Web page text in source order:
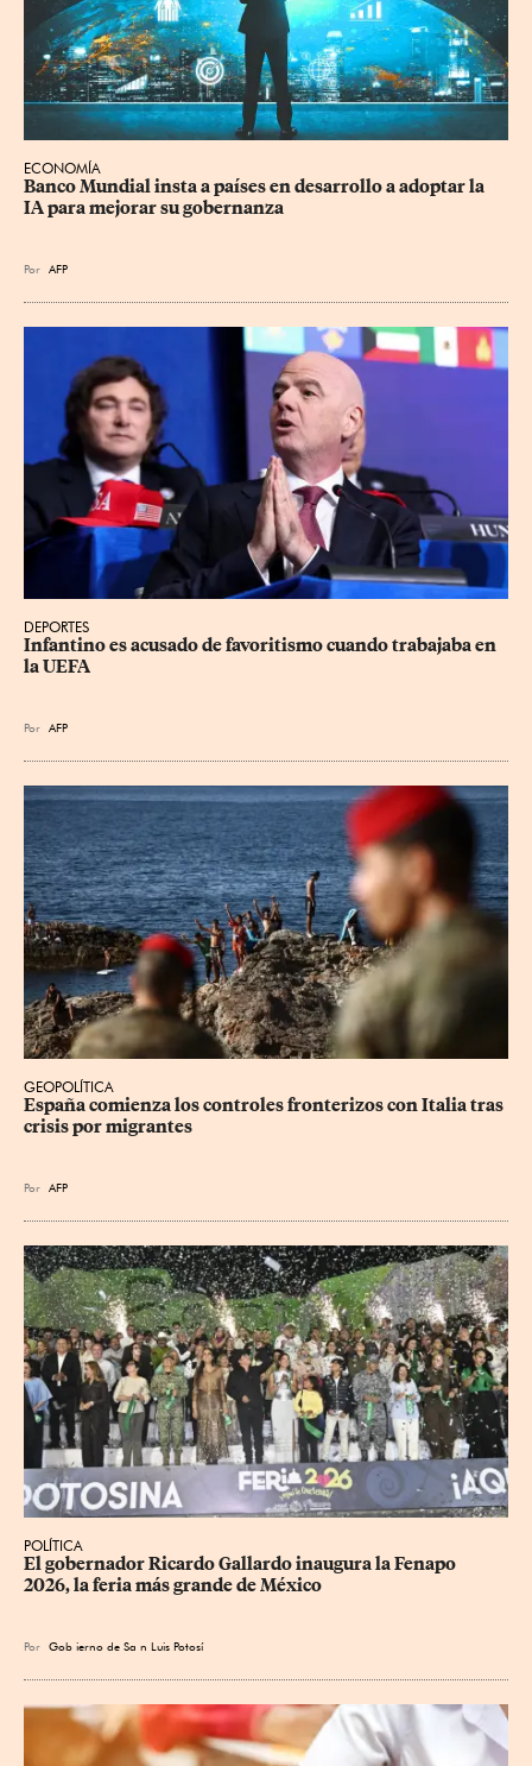
ECONOMÍA
Banco Mundial insta a países en desarrollo a adoptar la
IA para mejorar su gobernanza
Por AFP
DEPORTES
Infantino es acusado de favoritismo cuando trabajaba en
la UEFA
Por AFP
GEOPOLÍTICA
España comienza los controles fronterizos con Italia tras
crisis por migrantes
Por AFP
POLÍTICA
​El gobernador Ricardo Gallardo inaugura la Fenapo
2026, la feria más grande de México
Por Gob ierno de Sa n Luis Potosí